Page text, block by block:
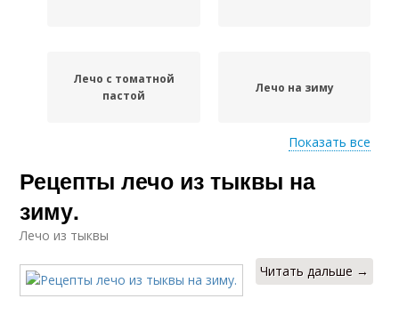
Лечо с томатной
пастой
Лечо на зиму
Лечо из болгарского
перца
Помидор на зиму
Показать все
Рецепты лечо из тыквы на
зиму.
Лечо из тыквы
Читать дальше →